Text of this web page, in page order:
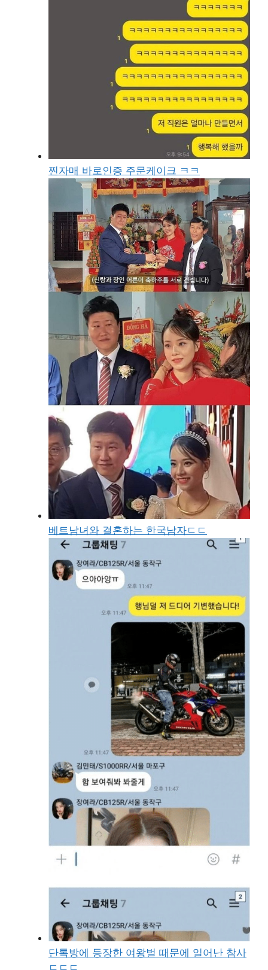
찐자매 바로인증 주문케이크 ㅋㅋ
베트남녀와 결혼하는 한국남자ㄷㄷ
단톡방에 등장한 여왕벌 때문에 일어난 참사